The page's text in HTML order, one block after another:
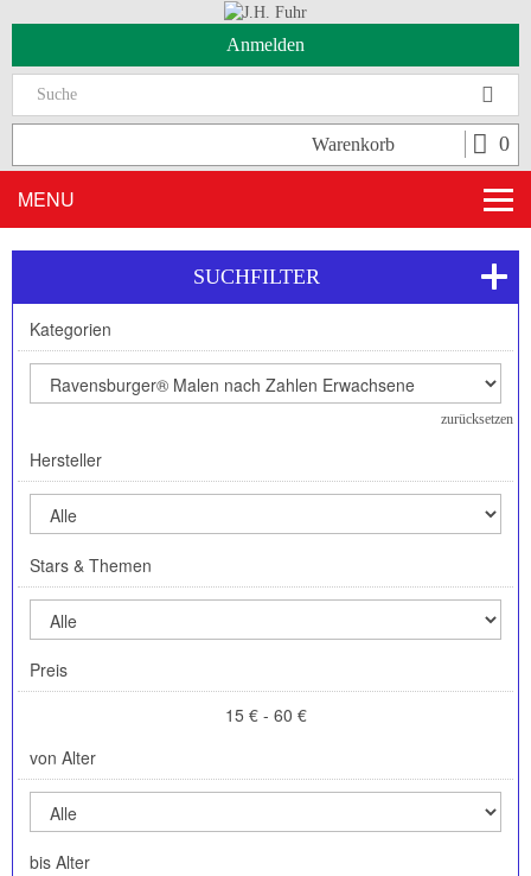
Anmelden
Warenkorb 0
MENU
SUCHFILTER
Kategorien
zurücksetzen
Hersteller
Stars & Themen
Preis
15 € - 60 €
von Alter
bis Alter